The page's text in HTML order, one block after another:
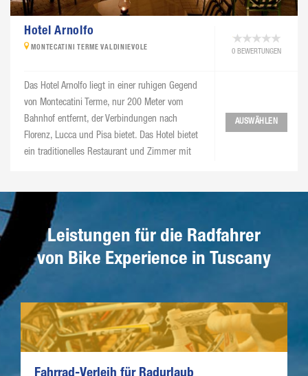
Hotel Arnolfo
MONTECATINI TERME VALDINIEVOLE 0 BEWERTUNGEN
Das Hotel Arnolfo liegt in einer ruhigen Gegend
von Montecatini Terme, nur 200 Meter vom
Bahnhof entfernt, der Verbindungen nach
Florenz, Lucca und Pisa bietet. Das Hotel bietet
ein traditionelles Restaurant und Zimmer mit
AUSWÄHLEN
Leistungen für die Radfahrer
von Bike Experience in Tuscany